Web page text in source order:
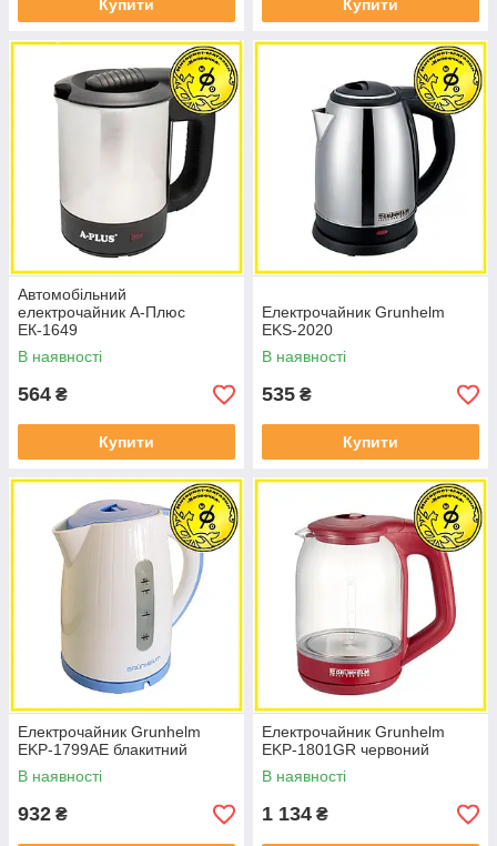
Купити Купити
Автомобільний
електрочайник А-Плюс
ЕК-1649
В наявності
564 ₴
Купити
Електрочайник Grunhelm
EKS-2020
В наявності
535 ₴
Купити
Електрочайник Grunhelm
EKP-1799AE блакитний
В наявності
932 ₴
Електрочайник Grunhelm
EKP-1801GR червоний
В наявності
1 134 ₴